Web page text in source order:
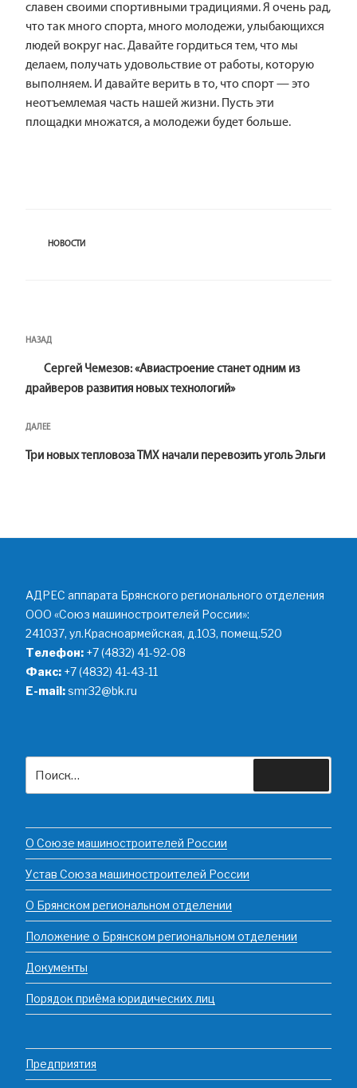
славен своими спортивными традициями. Я очень рад,
что так много спорта, много молодежи, улыбающихся
людей вокруг нас. Давайте гордиться тем, что мы
делаем, получать удовольствие от работы, которую
выполняем. И давайте верить в то, что спорт — это
неотъемлемая часть нашей жизни. Пусть эти
площадки множатся, а молодежи будет больше.
РУБРИКИ
НОВОСТИ
по
записям
Предыдущая
НАЗАД
Сергей Чемезов: «Авиастроение станет одним из
драйверов развития новых технологий»
Следующая
ДАЛЕЕ
Три новых тепловоза ТМХ начали перевозить уголь Эльги
АДРЕС аппарата Брянского регионального отделения
ООО «Союз машиностроителей России»:
241037, ул.Красноармейская, д.103, помещ.520
Телефон: +7 (4832) 41-92-08
Факс: +7 (4832) 41-43-11
E-mail:smr32@bk.ru
О Союзе машиностроителей России
Устав Союза машиностроителей России
О Брянском региональном отделении
Положение о Брянском региональном отделении
Документы
Порядок приёма юридических лиц
Предприятия